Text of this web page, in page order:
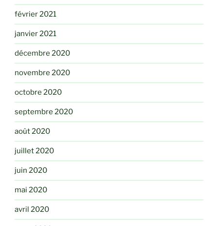
février 2021
janvier 2021
décembre 2020
novembre 2020
octobre 2020
septembre 2020
août 2020
juillet 2020
juin 2020
mai 2020
avril 2020